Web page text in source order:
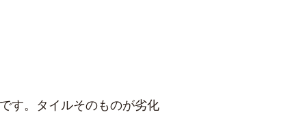
す。タイルそのものが劣化